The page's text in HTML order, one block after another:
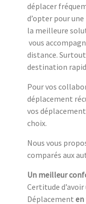
déplacer
d’opter pour une
la meilleure
vous
distance.
destination
Pour vos
déplacement
vos
choix.
Nous vous
comparés aux
Un meilleur
Certitude d’avoir
Déplacement